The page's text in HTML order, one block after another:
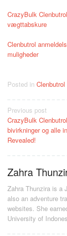
CrazyBulk
vægttabskure
Clenbutrol
muligheder
Posted in Clenbutrol
Post
Previous post
CrazyBulk
bivirkninger og alle
Revealed!
Zahra
Zahra Thunzira is a
also an adventure
websites. She
University of